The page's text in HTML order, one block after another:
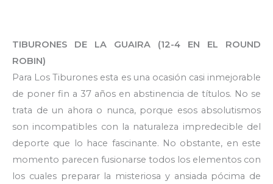
TIBURONES DE LA GUAIRA (12-4 EN EL ROUND
ROBIN)
Para Los Tiburones esta es una ocasión casi inmejorable
de poner fin a 37 años en abstinencia de títulos. No se
trata de un ahora o nunca, porque esos absolutismos
son incompatibles con la naturaleza impredecible del
deporte que lo hace fascinante. No obstante, en este
momento parecen fusionarse todos los elementos con
los cuales preparar la misteriosa y ansiada pócima de